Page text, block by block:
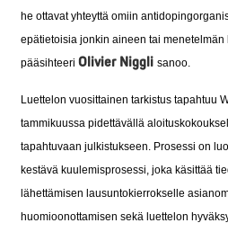
he ottavat yhteyttä omiin
epätietoisia jonkin aineen tai menetelmän
pääsihteeri Olivier Niggli sanoo.
Luettelon vuosittainen tarkistus tapahtuu
tammikuussa pidettävällä
tapahtuvaan julkistukseen. Prosessi on
kestävä kuulemisprosessi, joka käsittää
lähettämisen lausuntokierrokselle
huomioonottamisen sekä luettelon